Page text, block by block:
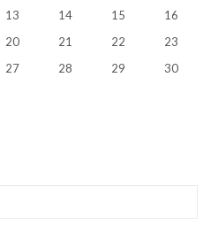
13 14 15
16
20 21 22
23
27 28 29
30